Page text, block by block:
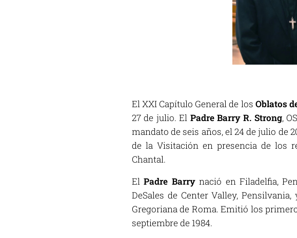
El XXI Capítulo General de los Oblatos
27 de julio. El Padre Barry R. Strong,
mandato de seis años, el 24 de julio de
de la Visitación en presencia de los
Chantal.
ElPadre Barrynació en Filadelfia,
DeSales de Center Valley,
Gregoriana de Roma. Emitió los
septiembre de 1984.